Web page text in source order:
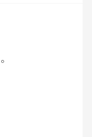
かも。
し、後で自己